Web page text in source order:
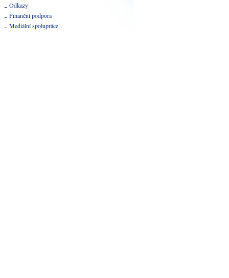
Odkazy
Finanční podpora
Mediální spolupráce